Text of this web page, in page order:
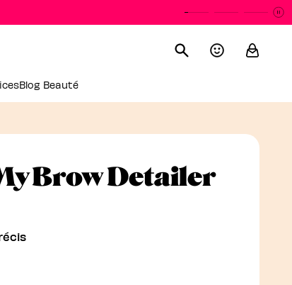
Blog Beauté
Brow Detailer